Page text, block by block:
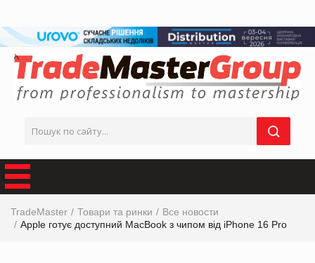
TradeMaster Товари та ринки
Все новости
Apple готує доступний MacBook з чипом від iPhone 16 Pro